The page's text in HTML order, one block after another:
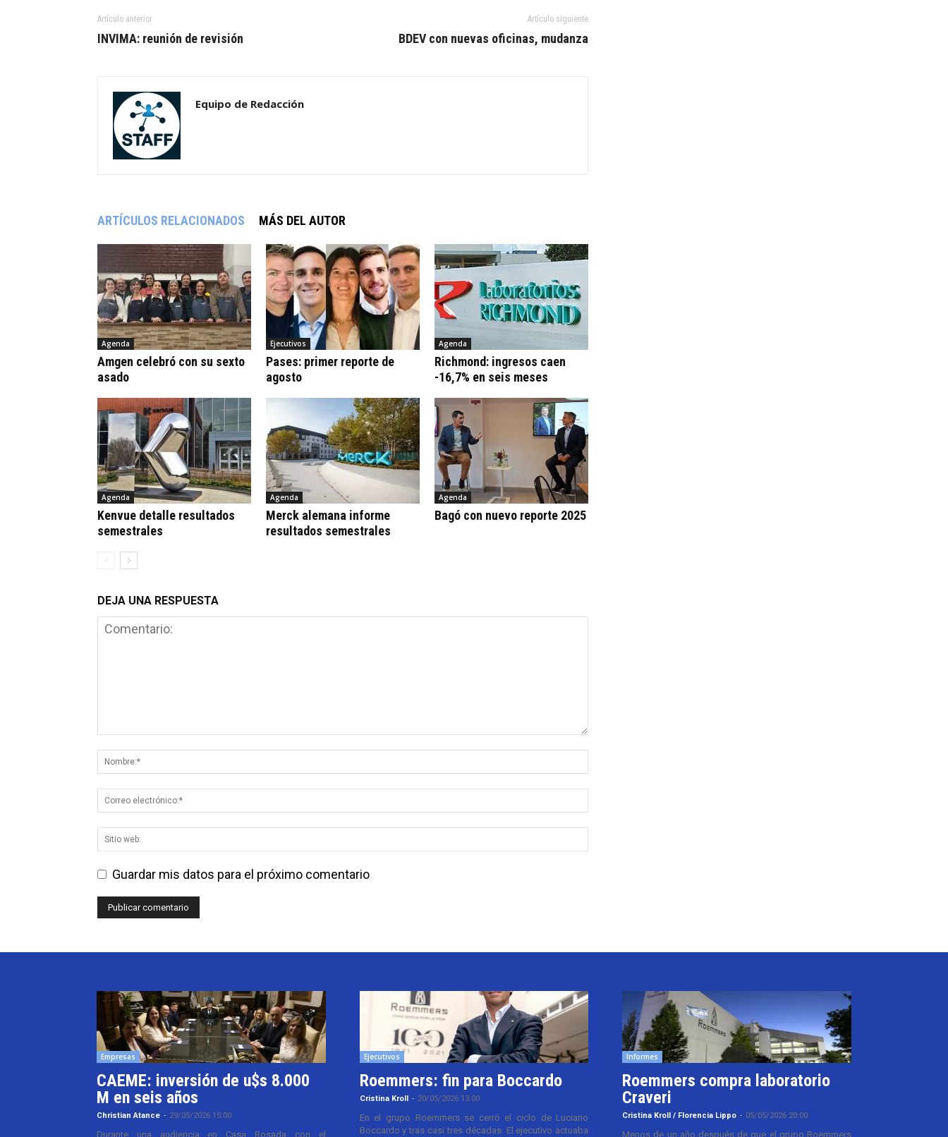
Artículo anterior
INVIMA: reunión de revisión
Artículo siguiente
BDEV con nuevas oficinas, mudanza
Equipo de Redacción
ARTÍCULOS RELACIONADOS MÁS DEL AUTOR
Agenda
Amgen celebró con su sexto
asado
Ejecutivos
Pases: primer reporte de
agosto
Agenda
Richmond: ingresos caen
-16,7% en seis meses
Agenda
Kenvue detalle resultados
semestrales
Agenda
Merck alemana informe
resultados semestrales
Agenda
Bagó con nuevo reporte 2025
DEJA UNA RESPUESTA
Guardar mis datos para el próximo comentario
Empresas
CAEME: inversión de u$s 8.000
M en seis años
Christian Atance - 29/05/2026 15:00
Durante una audiencia en Casa Rosada con el
Ejecutivos
Roemmers: fin para Boccardo
Cristina Kroll - 20/05/2026 13:00
En el grupo Roemmers se cerró el ciclo de Luciano
Boccardo y tras casi tres décadas. El ejecutivo actuaba
Informes
Roemmers compra laboratorio
Craveri
Cristina Kroll / Florencia Lippo - 05/05/2026 20:00
Menos de un año después de que el grupo Roemmers